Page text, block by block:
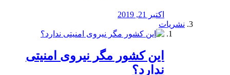
اکتبر 21, 2019
نشریات
این کشور مگر نیروی امنیتی
ندارد؟